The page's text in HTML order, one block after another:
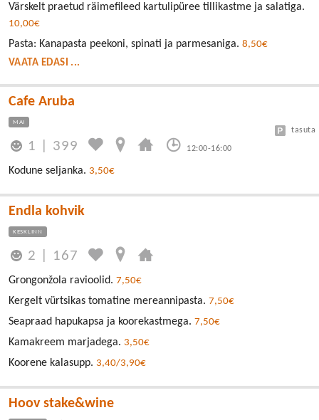
Värskelt praetud räimefileed kartulipüree tillikastme ja salatiga.
10,00€
Pasta: Kanapasta peekoni, spinati ja parmesaniga. 8,50€
VAATA EDASI ...
Cafe Aruba
MAI
1 399 12:00-16:00
tasuta
Kodune seljanka. 3,50€
Endla kohvik
KESKLINN
2 167
Grongonžola ravioolid. 7,50€
Kergelt vürtsikas tomatine mereannipasta. 7,50€
Seapraad hapukapsa ja koorekastmega. 7,50€
Kamakreem marjadega. 3,50€
Koorene kalasupp. 3,40/3,90€
Hoov stake&wine